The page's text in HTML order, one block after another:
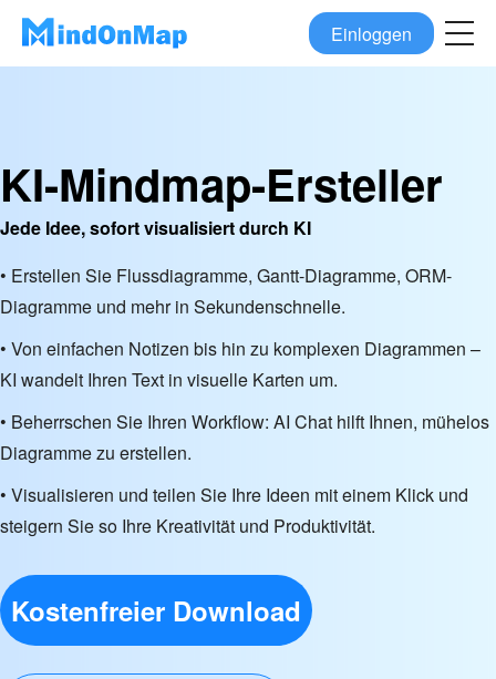
Einloggen
KI-Mindmap-Ersteller
Jede Idee, sofort visualisiert durch KI
• Erstellen Sie Flussdiagramme, Gantt-Diagramme, ORM-
Diagramme und mehr in Sekundenschnelle.
• Von einfachen Notizen bis hin zu komplexen Diagrammen –
KI wandelt Ihren Text in visuelle Karten um.
• Beherrschen Sie Ihren Workflow: AI Chat hilft Ihnen, mühelos
Diagramme zu erstellen.
• Visualisieren und teilen Sie Ihre Ideen mit einem Klick und
steigern Sie so Ihre Kreativität und Produktivität.
Kostenfreier Download